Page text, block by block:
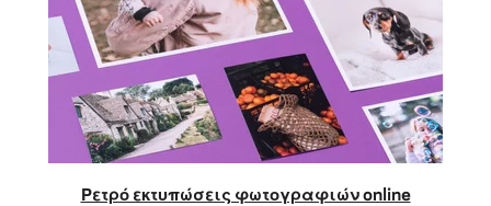
Ρετρό εκτυπώσεις φωτογραφιών online